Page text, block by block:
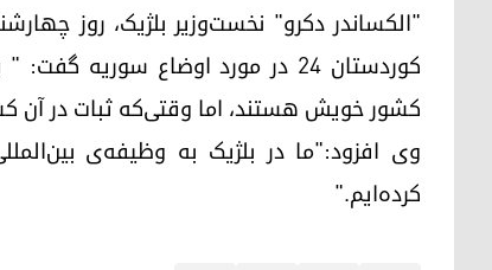
کوردستان ٢٤ در مورد اوضاع
کشور خویش هستند، اما وقتی‌که ثبات در آن
وی افزود:"ما در بلژیک به وظیفه‌ی
کرده‌ایم."